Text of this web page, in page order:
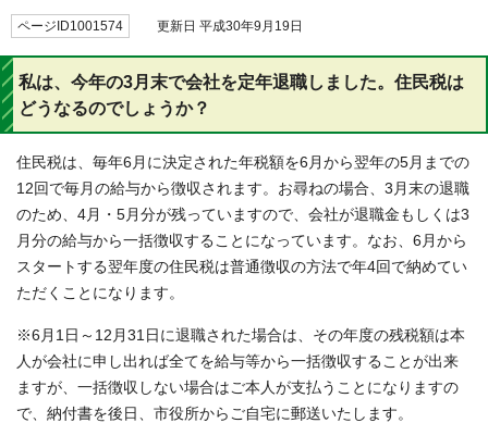
ページID1001574 更新日 平成30年9月19日
私は、今年の3月末で会社を定年退職しました。住民税は
どうなるのでしょうか？
住民税は、毎年6月に決定された年税額を6月から翌年の5月までの
12回で毎月の給与から徴収されます。お尋ねの場合、3月末の退職
のため、4月・5月分が残っていますので、会社が退職金もしくは3
月分の給与から一括徴収することになっています。なお、6月から
スタートする翌年度の住民税は普通徴収の方法で年4回で納めてい
ただくことになります。
※6月1日～12月31日に退職された場合は、その年度の残税額は本
人が会社に申し出れば全てを給与等から一括徴収することが出来
ますが、一括徴収しない場合はご本人が支払うことになりますの
で、納付書を後日、市役所からご自宅に郵送いたします。